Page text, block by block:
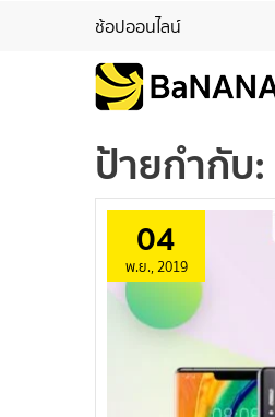
ช้อปออนไลน์
ป้ายกำกับ:
04
พ.ย., 2019